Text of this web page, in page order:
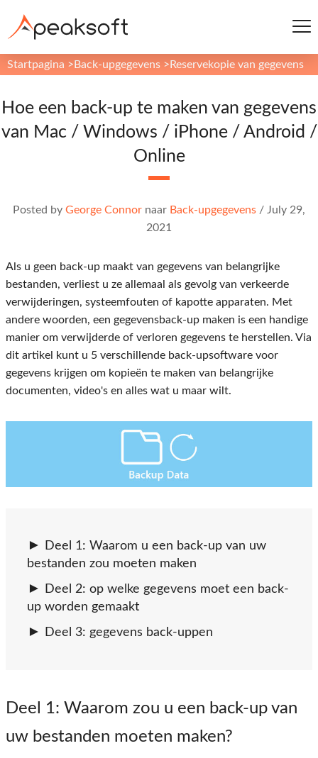
Startpagina > Back-upgegevens > Reservekopie van gegevens
Hoe een back-up te maken van gegevens
van Mac / Windows / iPhone / Android /
Online
Posted by George Connor naar Back-upgegevens / July 29,
2021
Als u geen back-up maakt van gegevens van belangrijke
bestanden, verliest u ze allemaal als gevolg van verkeerde
verwijderingen, systeemfouten of kapotte apparaten. Met
andere woorden, een gegevensback-up maken is een handige
manier om verwijderde of verloren gegevens te herstellen. Via
dit artikel kunt u 5 verschillende back-upsoftware voor
gegevens krijgen om kopieën te maken van belangrijke
documenten, video's en alles wat u maar wilt.
Deel 1: Waarom u een back-up van uw
bestanden zou moeten maken
Deel 2: op welke gegevens moet een back-
up worden gemaakt
Deel 3: gegevens back-uppen
Deel 1: Waarom zou u een back-up van
uw bestanden moeten maken?